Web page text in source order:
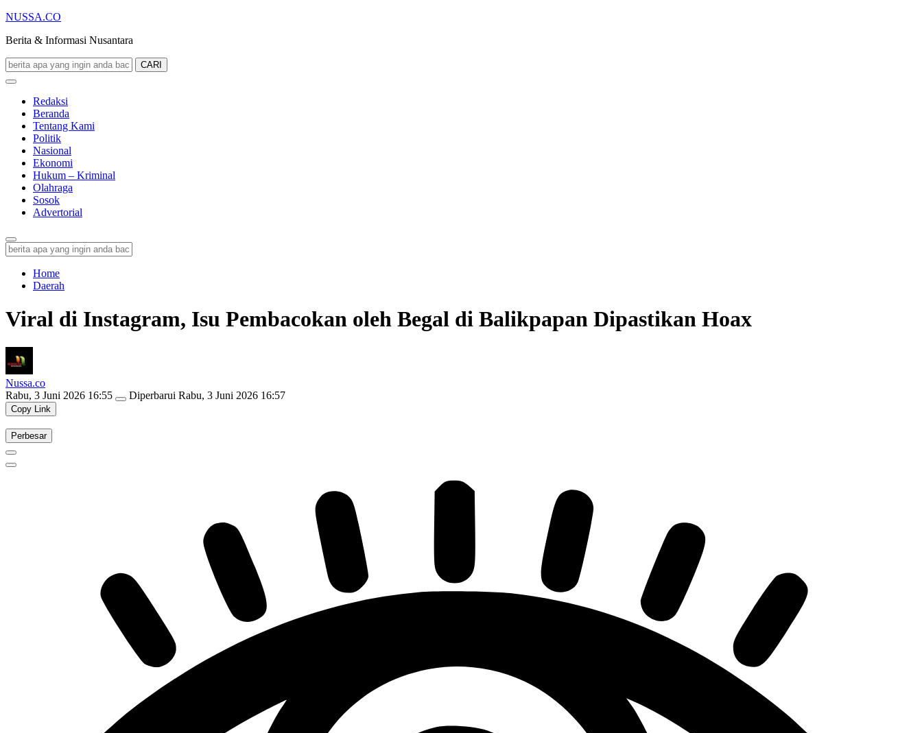
NUSSA.CO
Berita & Informasi Nusantara
CARI
Redaksi
Beranda
Tentang Kami
Politik
Nasional
Ekonomi
Hukum – Kriminal
Olahraga
Sosok
Advertorial
Home
Daerah
Viral di Instagram, Isu Pembacokan oleh Begal di Balikpapan Dipastikan Hoax
Nussa.co
Rabu, 3 Juni 2026 16:55
Diperbarui Rabu, 3 Juni 2026 16:57
Copy Link
Perbesar